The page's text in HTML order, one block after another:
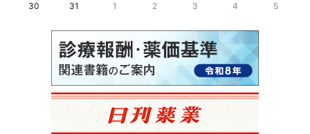
30
31 1 2 3 4 5